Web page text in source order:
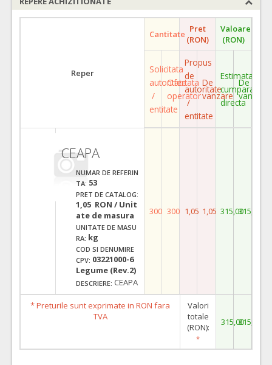
Reper
Cantitate Pret
(RON)
Valoare
(RON)
Solicitata
autoritate
/
entitate
Ofertata
operator
Propus
de
autoritate
/
entitate
De
vanzare
Estimata
cumparare
directa
De
vanzare
CEAPA
NUMAR DE REFERIN
TA: 53
PRET DE CATALOG:
1,05 RON / Unit
ate de masura
UNITATE DE MASU
RA: kg
COD SI DENUMIRE
CPV: 03221000-6
Legume (Rev.2)
DESCRIERE: CEAPA
300 300 1,05 1,05 315,00315,00
* Preturile sunt exprimate in RON fara
TVA
Valori
totale
(RON):
*
315,00315,00